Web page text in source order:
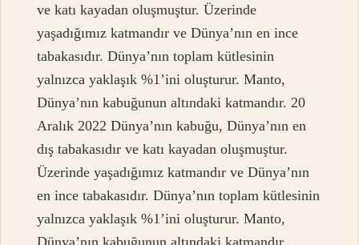
ve katı kayadan oluşmuştur. Üzerinde
yaşadığımız katmandır ve Dünya’nın en ince
tabakasıdır. Dünya’nın toplam kütlesinin
yalnızca yaklaşık %1’ini oluşturur. Manto,
Dünya’nın kabuğunun altındaki katmandır. 20
Aralık 2022 Dünya’nın kabuğu, Dünya’nın en
dış tabakasıdır ve katı kayadan oluşmuştur.
Üzerinde yaşadığımız katmandır ve Dünya’nın
en ince tabakasıdır. Dünya’nın toplam kütlesinin
yalnızca yaklaşık %1’ini oluşturur. Manto,
Dünya’nın kabuğunun altındaki katmandır.